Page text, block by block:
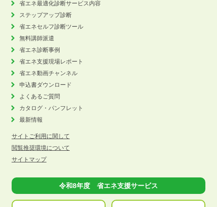
省エネ最適化診断サービス内容
ステップアップ診断
省エネセルフ診断ツール
無料講師派遣
省エネ診断事例
省エネ支援現場レポート
省エネ動画チャンネル
申込書ダウンロード
よくあるご質問
カタログ・パンフレット
最新情報
サイトご利用に関して
閲覧推奨環境について
サイトマップ
令和8年度 省エネ支援サービス